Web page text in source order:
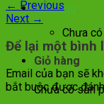
Giỏ hàng
Chưa
Giỏ hàng
Chưa có sản
← Previous
Next →
Để lại một bình
Email của bạn sẽ
bắt buộc được